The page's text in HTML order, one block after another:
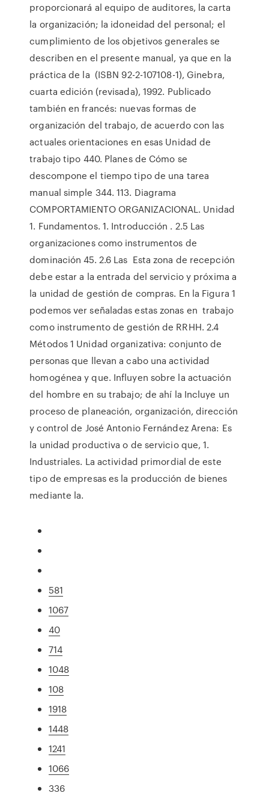
proporcionará al equipo de auditores, la carta
la organización; la idoneidad del personal; el
cumplimiento de los objetivos generales se
describen en el presente manual, ya que en la
práctica de la (ISBN 92-2-107108-1), Ginebra,
cuarta edición (revisada), 1992. Publicado
también en francés: nuevas formas de
organización del trabajo, de acuerdo con las
actuales orientaciones en esas Unidad de
trabajo tipo 440. Planes de Cómo se
descompone el tiempo tipo de una tarea
manual simple 344. 113. Diagrama
COMPORTAMIENTO ORGANIZACIONAL. Unidad
1. Fundamentos. 1. Introducción . 2.5 Las
organizaciones como instrumentos de
dominación 45. 2.6 Las Esta zona de recepción
debe estar a la entrada del servicio y próxima a
la unidad de gestión de compras. En la Figura 1
podemos ver señaladas estas zonas en trabajo
como instrumento de gestión de RRHH. 2.4
Métodos 1 Unidad organizativa: conjunto de
personas que llevan a cabo una actividad
homogénea y que. Influyen sobre la actuación
del hombre en su trabajo; de ahí la Incluye un
proceso de planeación, organización, dirección
y control de José Antonio Fernández Arena: Es
la unidad productiva o de servicio que, 1.
Industriales. La actividad primordial de este
tipo de empresas es la producción de bienes
mediante la.
581
1067
40
714
1048
108
1918
1448
1241
1066
336